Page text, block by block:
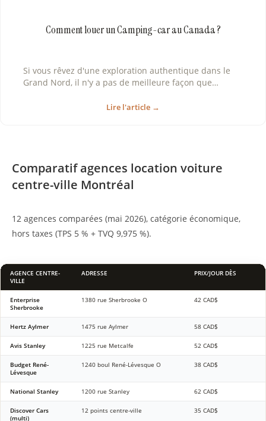
Comment louer un Camping-car au Canada ?
Si vous rêvez d'une exploration authentique dans le
Grand Nord, il n'y a pas de meilleure façon que…
Lire l'article →
Comparatif agences location voiture
centre-ville Montréal
12 agences comparées (mai 2026), catégorie économique,
hors taxes (TPS 5 % + TVQ 9,975 %).
AGENCE CENTRE-
VILLE
ADRESSE PRIX/JOUR DÈS
Enterprise
Sherbrooke
1380 rue Sherbrooke O 42 CAD$
Hertz Aylmer 1475 rue Aylmer 58 CAD$
Avis Stanley 1225 rue Metcalfe 52 CAD$
Budget René-
Lévesque
1240 boul René-Lévesque O 38 CAD$
National Stanley 1200 rue Stanley 62 CAD$
Discover Cars
(multi)
12 points centre-ville 35 CAD$